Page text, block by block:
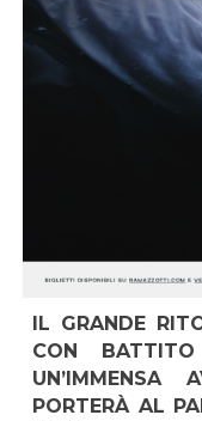
IL GRANDE
CON
UN’IMMENSA
PORTERÀ AL